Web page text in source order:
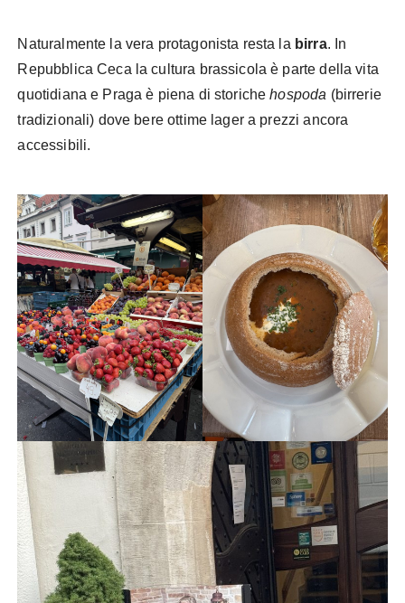
Naturalmente la vera protagonista resta la birra. In
Repubblica Ceca la cultura brassicola è parte della vita
quotidiana e Praga è piena di storichehospoda (birrerie
tradizionali) dove bere ottime lager a prezzi ancora
accessibili.